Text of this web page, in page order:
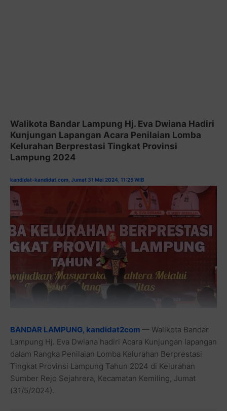
Walikota Bandar Lampung Hj. Eva Dwiana Hadiri
Kunjungan Lapangan Acara Penilaian Lomba
Kelurahan Berprestasi Tingkat Provinsi
Lampung 2024
kandidat-kandidat.com, Jumat 31 Mei 2024, 11:25 WIB
BANDAR LAMPUNG, kandidat2com — Walikota Bandar
Lampung Hj. Eva Dwiana hadiri Acara Kunjungan lapangan
dalam Rangka Penilaian Lomba Kelurahan Berprestasi
Tingkat Provinsi Lampung Tahun 2024 di Kelurahan
Sumber Rejo Sejahrera, Kecamatan Kemiling, Jumat
(31/5/2024).